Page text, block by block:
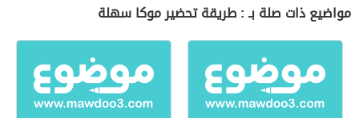
مواضيع ذات صلة بـ : طريقة تحضير موكا سهلة